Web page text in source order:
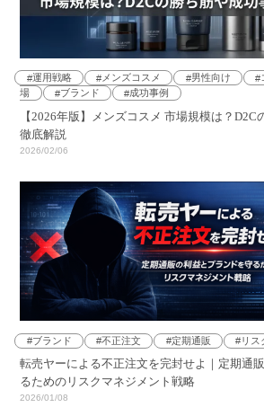
運用戦略 メンズコスメ 男性向け
場
ブランド 成功事例
【2026年版】メンズコスメ 市場規模は？D2C
徹底解説
2026/02/06
ブランド 不正注文 定期通販 リス
転売ヤーによる不正注文を完封せよ｜定期通
るためのリスクマネジメント戦略
2026/01/08